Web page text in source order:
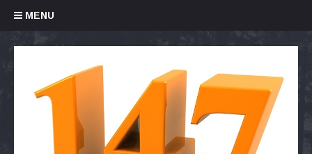
MENU
Skip to content